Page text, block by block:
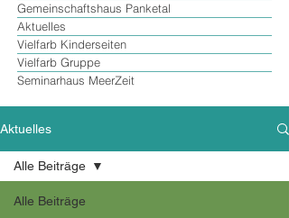
Gemeinschaftshaus Panketal
Aktuelles
Vielfarb Kinderseiten
Vielfarb Gruppe
Seminarhaus MeerZeit
Aktuelles
Alle Beiträge
Alle Beiträge